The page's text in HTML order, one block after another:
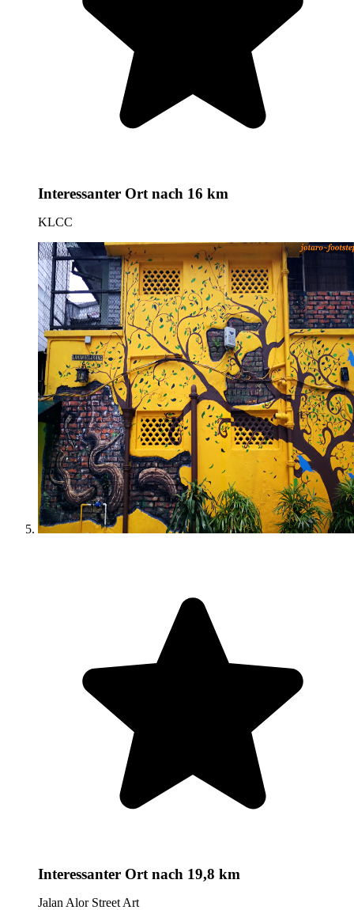
Interessanter Ort nach 16 km
KLCC
Interessanter Ort nach 19,8 km
Jalan Alor Street Art